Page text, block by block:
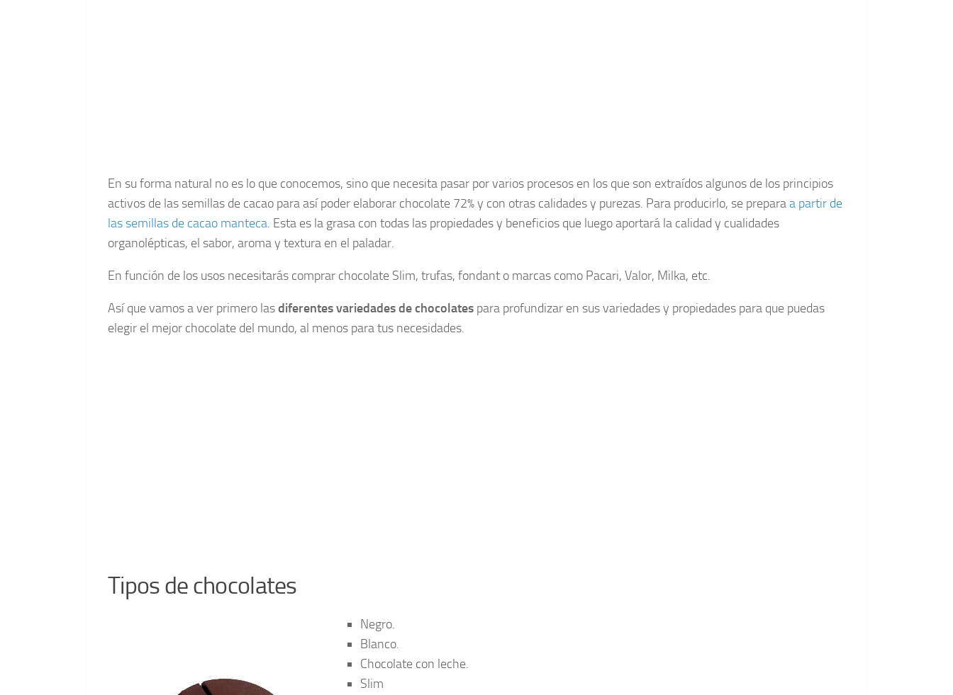
En su forma natural no es lo que conocemos, sino que necesita pasar por varios procesos en los que son extraídos algunos de los principios
activos de las semillas de cacao para así poder elaborar chocolate 72% y con otras calidades y purezas. Para producirlo, se preparaa partir de
las semillas de cacao manteca. Esta es la grasa con todas las propiedades y beneficios que luego aportará la calidad y cualidades
organolépticas, el sabor, aroma y textura en el paladar.
En función de los usos necesitarás comprar chocolate Slim, trufas, fondant o marcas como Pacari, Valor, Milka, etc.
Así que vamos a ver primero lasdiferentes variedades de chocolates para profundizar en sus variedades y propiedades para que puedas
elegir el mejor chocolate del mundo, al menos para tus necesidades.
Tipos de chocolates
Negro.
Blanco.
Chocolate con leche.
Slim